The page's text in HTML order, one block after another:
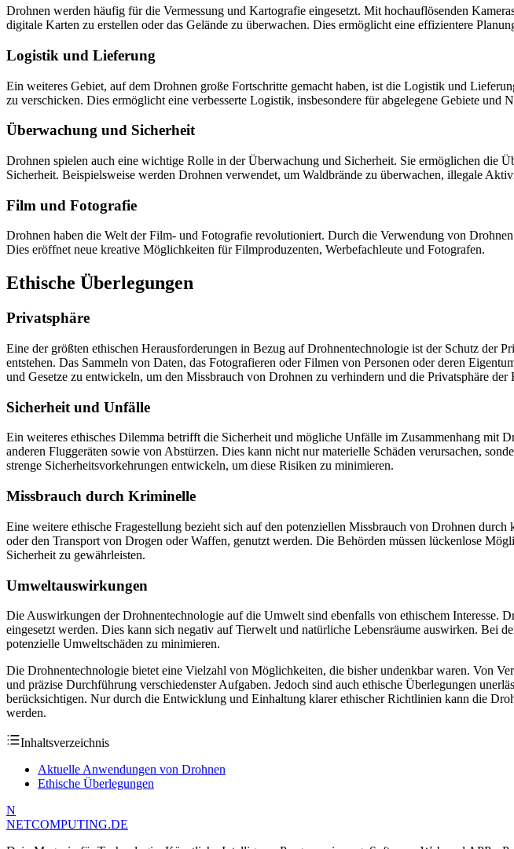
Drohnen werden häufig für die Vermessung und Kartografie eingesetzt. Mit hochauflösenden
digitale Karten zu erstellen oder das Gelände zu überwachen. Dies ermöglicht eine effizientere
Logistik und Lieferung
Ein weiteres Gebiet, auf dem Drohnen große Fortschritte gemacht haben, ist die Logistik und
zu verschicken. Dies ermöglicht eine verbesserte Logistik, insbesondere für abgelegene Gebiete und
Überwachung und Sicherheit
Drohnen spielen auch eine wichtige Rolle in der Überwachung und Sicherheit. Sie ermöglichen die
Sicherheit. Beispielsweise werden Drohnen verwendet, um Waldbrände zu überwachen, illegale
Film und Fotografie
Drohnen haben die Welt der Film- und Fotografie revolutioniert. Durch die Verwendung von
Dies eröffnet neue kreative Möglichkeiten für Filmproduzenten, Werbefachleute und Fotografen.
Ethische Überlegungen
Privatsphäre
Eine der größten ethischen Herausforderungen in Bezug auf Drohnentechnologie ist der Schutz der
entstehen. Das Sammeln von Daten, das Fotografieren oder Filmen von Personen oder deren
und Gesetze zu entwickeln, um den Missbrauch von Drohnen zu verhindern und die Privatsphäre der
Sicherheit und Unfälle
Ein weiteres ethisches Dilemma betrifft die Sicherheit und mögliche Unfälle im Zusammenhang mit
anderen Fluggeräten sowie von Abstürzen. Dies kann nicht nur materielle Schäden verursachen,
strenge Sicherheitsvorkehrungen entwickeln, um diese Risiken zu minimieren.
Missbrauch durch Kriminelle
Eine weitere ethische Fragestellung bezieht sich auf den potenziellen Missbrauch von Drohnen
oder den Transport von Drogen oder Waffen, genutzt werden. Die Behörden müssen lückenlose
Sicherheit zu gewährleisten.
Umweltauswirkungen
Die Auswirkungen der Drohnentechnologie auf die Umwelt sind ebenfalls von ethischem Interesse.
eingesetzt werden. Dies kann sich negativ auf Tierwelt und natürliche Lebensräume auswirken.
potenzielle Umweltschäden zu minimieren.
Die Drohnentechnologie bietet eine Vielzahl von Möglichkeiten, die bisher undenkbar waren. Von
und präzise Durchführung verschiedenster Aufgaben. Jedoch sind auch ethische Überlegungen
berücksichtigen. Nur durch die Entwicklung und Einhaltung klarer ethischer Richtlinien kann die
werden.
Inhaltsverzeichnis
Aktuelle Anwendungen von Drohnen
Ethische Überlegungen
N
NETCOMPUTING.DE